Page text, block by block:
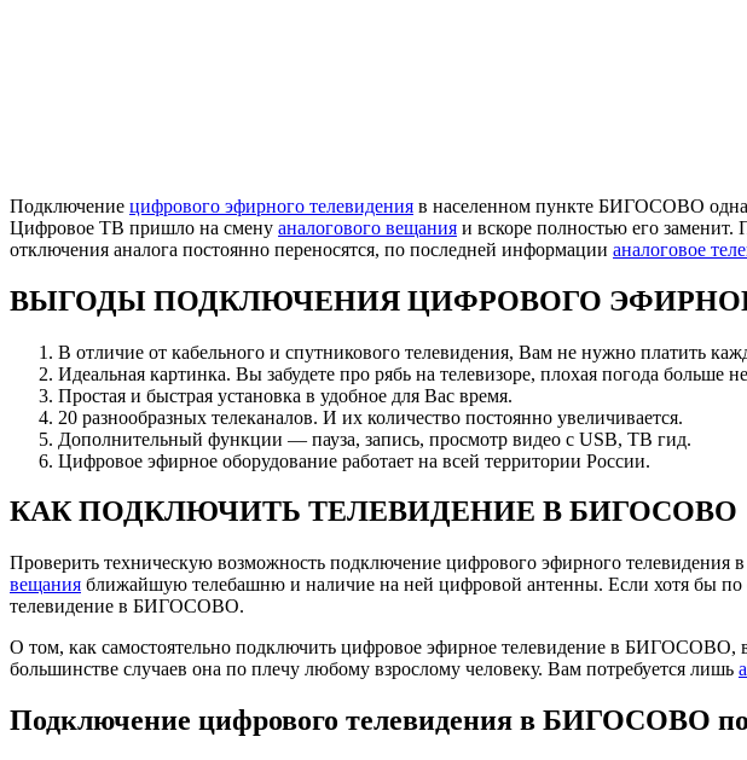
Подключение цифрового эфирного телевидения в населенном пункте БИГОСОВО одна
Цифровое ТВ пришло на смену аналогового вещания и вскоре полностью его
отключения аналога постоянно переносятся, по последней информации аналоговое
ВЫГОДЫ ПОДКЛЮЧЕНИЯ ЦИФРОВОГО
В отличие от кабельного и спутникового телевидения, Вам не нужно платить
Идеальная картинка. Вы забудете про рябь на телевизоре, плохая погода больше
Простая и быстрая установка в удобное для Вас время.
20 разнообразных телеканалов. И их количество постоянно увеличивается.
Дополнительный функции — пауза, запись, просмотр видео с USB, ТВ гид.
Цифровое эфирное оборудование работает на всей территории России.
КАК ПОДКЛЮЧИТЬ ТЕЛЕВИДЕНИЕ В БИГОСОВО
Проверить техническую возможность подключение цифрового эфирного
вещания ближайшую телебашню и наличие на ней цифровой антенны. Если хотя бы по
телевидение в БИГОСОВО.
О том, как самостоятельно подключить цифровое эфирное телевидение в БИГОСОВО,
большинстве случаев она по плечу любому взрослому человеку. Вам потребуется лишь
Подключение цифрового телевидения в БИГОСОВО